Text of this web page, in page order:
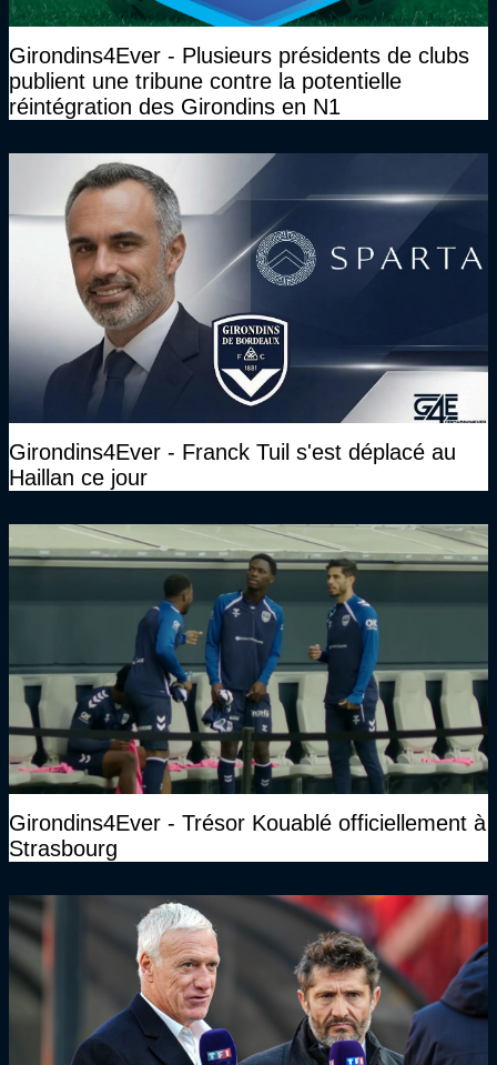
Girondins4Ever - Plusieurs présidents de clubs
publient une tribune contre la potentielle
réintégration des Girondins en N1
Girondins4Ever - Franck Tuil s'est déplacé au
Haillan ce jour
Girondins4Ever - Trésor Kouablé officiellement à
Strasbourg